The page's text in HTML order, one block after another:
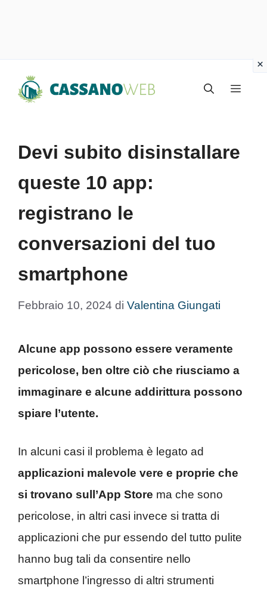
Menu
Devi subito disinstallare
queste 10 app:
registrano le
conversazioni del tuo
smartphone
Febbraio 10, 2024 di Valentina Giungati
Alcune app possono essere veramente
pericolose, ben oltre ciò che riusciamo a
immaginare e alcune addirittura possono
spiare l’utente.
In alcuni casi il problema è legato ad
applicazioni malevole vere e proprie che
si trovano sull’App Store ma che sono
pericolose, in altri casi invece si tratta di
applicazioni che pur essendo del tutto pulite
hanno bug tali da consentire nello
smartphone l’ingresso di altri strumenti